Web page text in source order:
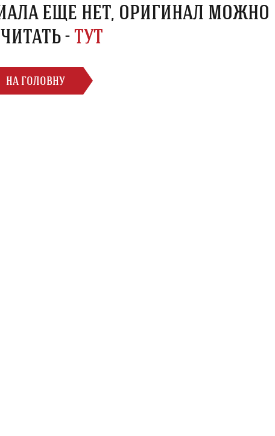
ЕЩЕ НЕТ, ОРИГИНАЛ МОЖНО
-ТУТ
НА ГОЛОВНУ